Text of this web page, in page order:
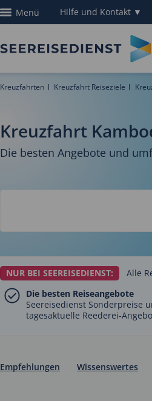
Menü Hilfe und Kontakt ▼
Kreuzfahrten Kreuzfahrt Reiseziele
Kreuzfahrt
Die besten Angebote und
NUR BEI SEEREISEDIENST:
Alle
Die besten Reiseangebote
Seereisedienst Sonderpreise
tagesaktuelle Reederei-
Empfehlungen Wissenswertes